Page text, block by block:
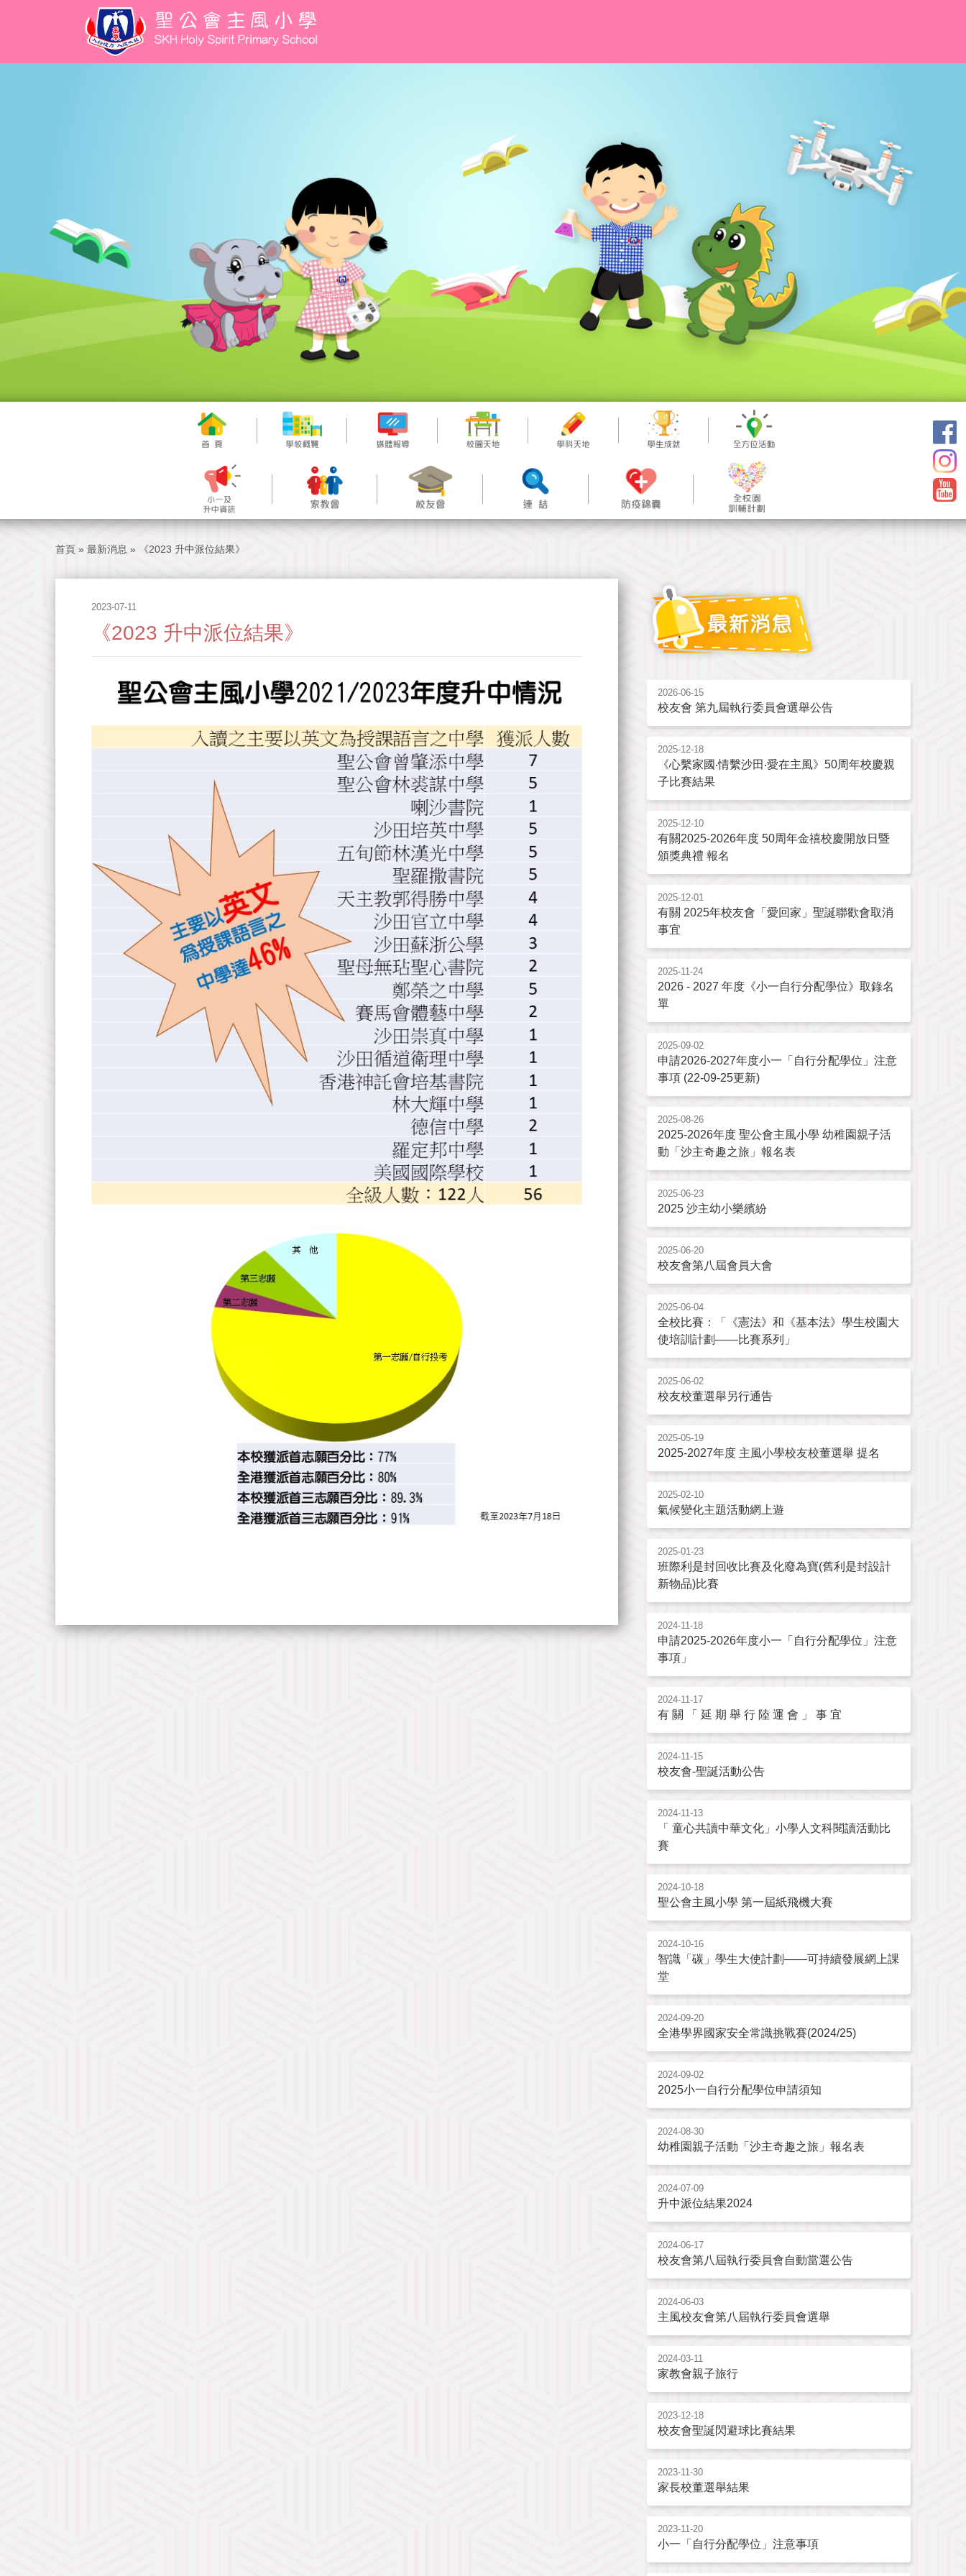
首頁 » 最新消息 » 《2023 升中派位結果》
2023-07-11
《2023 升中派位結果》
2026-06-15
校友會 第九屆執行委員會選舉公告
2025-12-18
《心繫家國‧情繫沙田‧愛在主風》50周年校慶親
子比賽結果
2025-12-10
有關2025-2026年度 50周年金禧校慶開放日暨
頒獎典禮 報名
2025-12-01
有關 2025年校友會「愛回家」聖誕聯歡會取消
事宜
2025-11-24
2026 - 2027 年度《小一自行分配學位》取錄名
單
2025-09-02
申請2026-2027年度小一「自行分配學位」注意
事項 (22-09-25更新)
2025-08-26
2025-2026年度 聖公會主風小學 幼稚園親子活
動「沙主奇趣之旅」報名表
2025-06-23
2025 沙主幼小樂繽紛
2025-06-20
校友會第八屆會員大會
2025-06-04
全校比賽：「《憲法》和《基本法》學生校園大
使培訓計劃——比賽系列」
2025-06-02
校友校董選舉另行通告
2025-05-19
2025-2027年度 主風小學校友校董選舉 提名
2025-02-10
氣候變化主題活動網上遊
2025-01-23
班際利是封回收比賽及化廢為寶(舊利是封設計
新物品)比賽
2024-11-18
申請2025-2026年度小一「自行分配學位」注意
事項」
2024-11-17
有 關 「 延 期 舉 行 陸 運 會 」 事 宜
2024-11-15
校友會-聖誕活動公告
2024-11-13
「 童心共讀中華文化」小學人文科閱讀活動比
賽
2024-10-18
聖公會主風小學 第一屆紙飛機大賽
2024-10-16
智識「碳」學生大使計劃——可持續發展網上課
堂
2024-09-20
全港學界國家安全常識挑戰賽(2024/25)
2024-09-02
2025小一自行分配學位申請須知
2024-08-30
幼稚園親子活動「沙主奇趣之旅」報名表
2024-07-09
升中派位結果2024
2024-06-17
校友會第八屆執行委員會自動當選公告
2024-06-03
主風校友會第八屆執行委員會選舉
2024-03-11
家教會親子旅行
2023-12-18
校友會聖誕閃避球比賽結果
2023-11-30
家長校董選舉結果
2023-11-20
小一「自行分配學位」注意事項